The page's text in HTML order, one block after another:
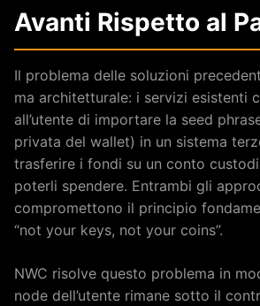
Avanti Rispetto al
Il problema delle soluzioni
ma architetturale: i servizi esistenti
all’utente di importare la seed
privata del wallet) in un sistema
trasferire i fondi su un conto
poterli spendere. Entrambi gli
compromettono il principio
“not your keys, not your coins”.
NWC risolve questo problema in
node dell’utente rimane sotto il